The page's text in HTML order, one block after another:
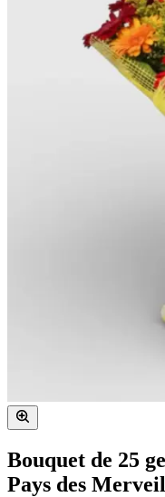
Bouquet de 25
Pays des